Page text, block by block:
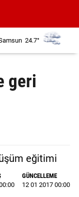
24.7°
geri
GÜNCELLEME
12 01 2017 00:00